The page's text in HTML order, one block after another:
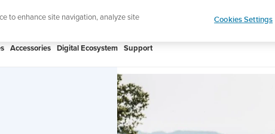
for the newsletter and get 5% off | Free returns
Accessories Digital Ecosystem Support
to enhance site navigation, analyze site
Cookies Settings